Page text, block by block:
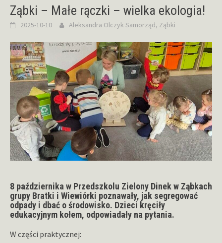
Ząbki – Małe rączki – wielka ekologia!
2025-10-10 Aleksandra Olczyk Samorząd, Ząbki
8 października w Przedszkolu Zielony Dinek w Ząbkach
grupy Bratki i Wiewiórki poznawały, jak segregować
odpady i dbać o środowisko. Dzieci kręciły
edukacyjnym kołem, odpowiadały na pytania.
W części praktycznej: